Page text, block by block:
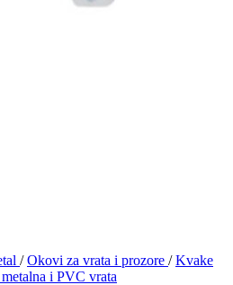
/ Okovi za vrata i prozore / Kvake
i PVC vrata